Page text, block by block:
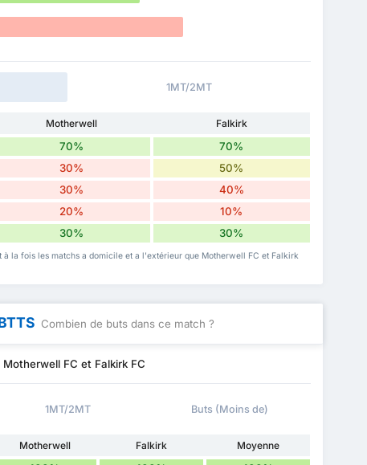
1MT/2MT
Motherwell
Falkirk
70% 70%
30% 50%
30% 40%
20% 10%
30% 30%
à la fois les matchs a domicile et a l'extérieur que Motherwell FC et Falkirk
Combien de buts dans ce match ?
FC et Falkirk FC
1MT/2MT Buts (Moins de)
Motherwell Falkirk
Moyenne